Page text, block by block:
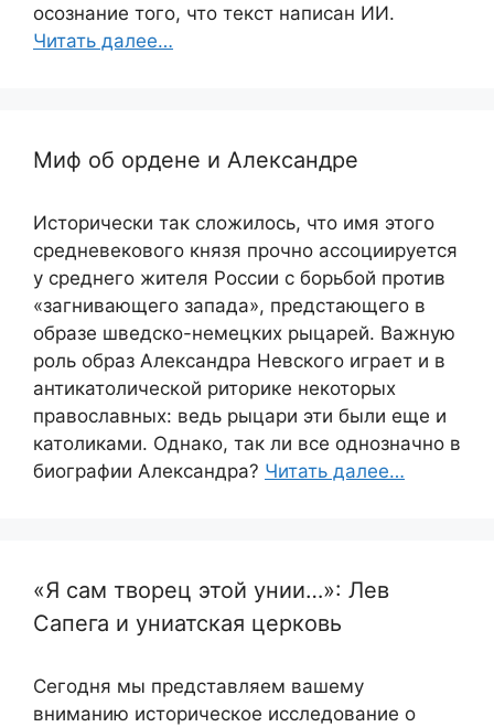
осознание того, что текст написан ИИ.
Читать далее…
Миф об ордене и Александре
Исторически так сложилось, что имя этого
средневекового князя прочно ассоциируется
у среднего жителя России с борьбой против
«загнивающего запада», предстающего в
образе шведско-немецких рыцарей. Важную
роль образ Александра Невского играет и в
антикатолической риторике некоторых
православных: ведь рыцари эти были еще и
католиками. Однако, так ли все однозначно в
биографии Александра? Читать далее…
«Я сам творец этой унии…»: Лев
Сапега и униатская церковь
Сегодня мы представляем вашему
вниманию историческое исследование о